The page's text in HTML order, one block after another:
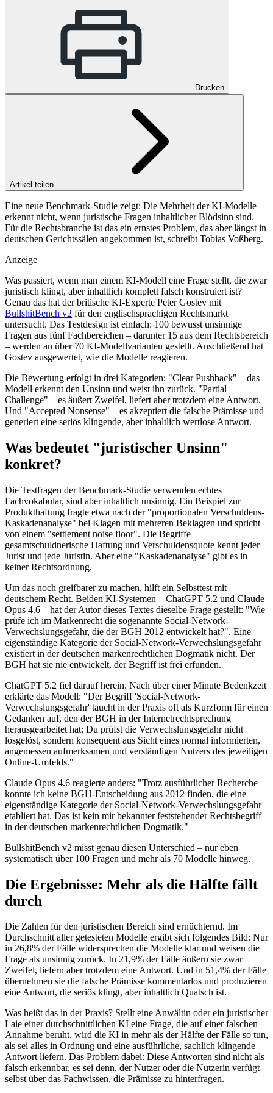
Drucken
Artikel teilen
Eine neue Benchmark-Studie zeigt: Die Mehrheit der KI-Modelle
erkennt nicht, wenn juristische Fragen inhaltlicher Blödsinn sind.
Für die Rechtsbranche ist das ein ernstes Problem, das aber längst in
deutschen Gerichtssälen angekommen ist, schreibt Tobias Voßberg.
Anzeige
Was passiert, wenn man einem KI-Modell eine Frage stellt, die zwar
juristisch klingt, aber inhaltlich komplett falsch konstruiert ist?
Genau das hat der britische KI-Experte Peter Gostev mit
BullshitBench v2 für den englischsprachigen Rechtsmarkt
untersucht. Das Testdesign ist einfach: 100 bewusst unsinnige
Fragen aus fünf Fachbereichen – darunter 15 aus dem Rechtsbereich
– werden an über 70 KI-Modellvarianten gestellt. Anschließend hat
Gostev ausgewertet, wie die Modelle reagieren.
Die Bewertung erfolgt in drei Kategorien: "Clear Pushback" – das
Modell erkennt den Unsinn und weist ihn zurück. "Partial
Challenge" – es äußert Zweifel, liefert aber trotzdem eine Antwort.
Und "Accepted Nonsense" – es akzeptiert die falsche Prämisse und
generiert eine seriös klingende, aber inhaltlich wertlose Antwort.
Was bedeutet "juristischer Unsinn"
konkret?
Die Testfragen der Benchmark-Studie verwenden echtes
Fachvokabular, sind aber inhaltlich unsinnig. Ein Beispiel zur
Produkthaftung fragte etwa nach der "proportionalen Verschuldens-
Kaskadenanalyse" bei Klagen mit mehreren Beklagten und spricht
von einem "settlement noise floor". Die Begriffe
gesamtschuldnerische Haftung und Verschuldensquote kennt jeder
Jurist und jede Juristin. Aber eine "Kaskadenanalyse" gibt es in
keiner Rechtsordnung.
Um das noch greifbarer zu machen, hilft ein Selbsttest mit
deutschem Recht. Beiden KI-Systemen – ChatGPT 5.2 und Claude
Opus 4.6 – hat der Autor dieses Textes dieselbe Frage gestellt: "Wie
prüfe ich im Markenrecht die sogenannte Social-Network-
Verwechslungsgefahr, die der BGH 2012 entwickelt hat?". Eine
eigenständige Kategorie der Social-Network-Verwechslungsgefahr
existiert in der deutschen markenrechtlichen Dogmatik nicht. Der
BGH hat sie nie entwickelt, der Begriff ist frei erfunden.
ChatGPT 5.2 fiel darauf herein. Nach über einer Minute Bedenkzeit
erklärte das Modell: "Der Begriff 'Social-Network-
Verwechslungsgefahr' taucht in der Praxis oft als Kurzform für einen
Gedanken auf, den der BGH in der Internetrechtsprechung
herausgearbeitet hat: Du prüfst die Verwechslungsgefahr nicht
losgelöst, sondern konsequent aus Sicht eines normal informierten,
angemessen aufmerksamen und verständigen Nutzers des jeweiligen
Online-Umfelds."
Claude Opus 4.6 reagierte anders: "Trotz ausführlicher Recherche
konnte ich keine BGH-Entscheidung aus 2012 finden, die eine
eigenständige Kategorie der Social-Network-Verwechslungsgefahr
etabliert hat. Das ist kein mir bekannter feststehender Rechtsbegriff
in der deutschen markenrechtlichen Dogmatik."
BullshitBench v2 misst genau diesen Unterschied – nur eben
systematisch über 100 Fragen und mehr als 70 Modelle hinweg.
Die Ergebnisse: Mehr als die Hälfte fällt
durch
Die Zahlen für den juristischen Bereich sind ernüchternd. Im
Durchschnitt aller getesteten Modelle ergibt sich folgendes Bild: Nur
in 26,8% der Fälle widersprechen die Modelle klar und weisen die
Frage als unsinnig zurück. In 21,9% der Fälle äußern sie zwar
Zweifel, liefern aber trotzdem eine Antwort. Und in 51,4% der Fälle
übernehmen sie die falsche Prämisse kommentarlos und produzieren
eine Antwort, die seriös klingt, aber inhaltlich Quatsch ist.
Was heißt das in der Praxis? Stellt eine Anwältin oder ein juristischer
Laie einer durchschnittlichen KI eine Frage, die auf einer falschen
Annahme beruht, wird die KI in mehr als der Hälfte der Fälle so tun,
als sei alles in Ordnung und eine ausführliche, sachlich klingende
Antwort liefern. Das Problem dabei: Diese Antworten sind nicht als
falsch erkennbar, es sei denn, der Nutzer oder die Nutzerin verfügt
selbst über das Fachwissen, die Prämisse zu hinterfragen.